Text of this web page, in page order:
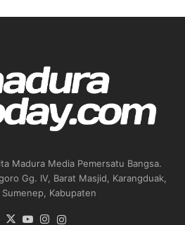
Madura Media Pemersatu Bangsa.
Gg. IV, Barat Masjid, Karangduak,
Sumenep, Kabupaten
Facebook
X YouTubeInstagram